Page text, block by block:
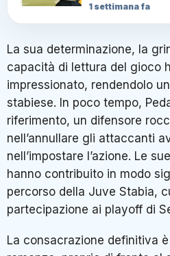
1 settimana fa
La sua determinazione, la
capacità di lettura del gioco
impressionato, rendendolo
stabiese. In poco tempo,
riferimento, un difensore
nell’annullare gli attaccanti
nell’impostare l’azione. Le
hanno contribuito in modo
percorso della Juve Stabia,
partecipazione ai playoff di
La consacrazione definitiva